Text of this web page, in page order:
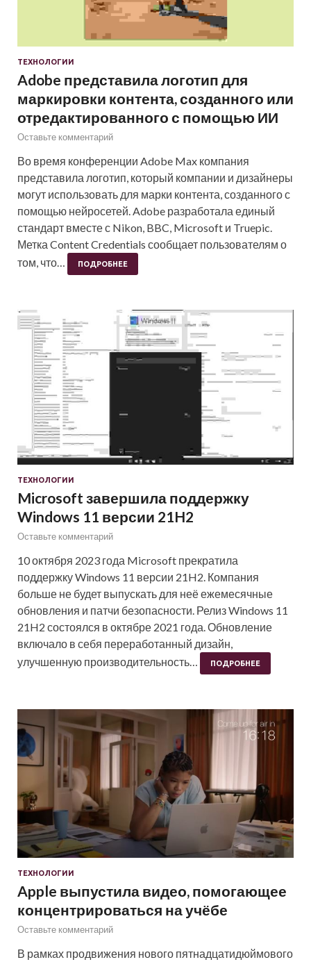
ТЕХНОЛОГИИ
Adobe представила логотип для
маркировки контента, созданного или
отредактированного с помощью ИИ
Оставьте комментарий
Во время конференции Adobe Max компания
представила логотип, который компании и дизайнеры
могут использовать для марки контента, созданного с
помощью нейросетей. Adobe разработала единый
стандарт вместе с Nikon, BBC, Microsoft и Truepic.
Метка Content Credentials сообщает пользователям о
том, что…
ПОДРОБНЕЕ
ТЕХНОЛОГИИ
Microsoft завершила поддержку
Windows 11 версии 21H2
Оставьте комментарий
10 октября 2023 года Microsoft прекратила
поддержку Windows 11 версии 21H2. Компания
больше не будет выпускать для неё ежемесячные
обновления и патчи безопасности. Релиз Windows 11
21H2 состоялся в октябре 2021 года. Обновление
включало в себя переработанный дизайн,
улучшенную производительность…
ПОДРОБНЕЕ
ТЕХНОЛОГИИ
Apple выпустила видео, помогающее
концентрироваться на учёбе
Оставьте комментарий
В рамках продвижения нового пятнадцатидюймового